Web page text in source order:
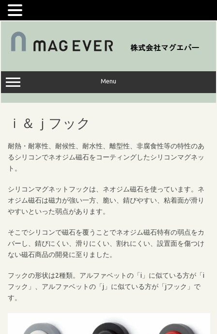
コ
キ
ッ
プ
Menu
ｉ＆ｊフック
耐熱・耐寒性、耐候性、耐水性、離型性、非腐食性等の特性のあ
るシリコンでネオジム磁石をコーティングしたシリコンマグネッ
ト。
シリコンマグネットフックは、ネオジム磁石を使っています。ネ
オジム磁石は磁力が強い一方、脆い、錆びやすい、粘着面が滑り
やすいといった弱点があります。
そこでシリコンで磁石を覆うことでネオジム磁石特有の弱点をカ
バーし、錆びにくい、滑りにくい、割れにくい、設置面を傷つけ
ない磁石商品の開発に至りました。
フックの形状は2種類。アルファベットの「i」に似ている方が「i
フック」、アルファベットの「j」に似ている方が「jフック」で
す。